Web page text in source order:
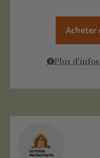
Acheter
Plus